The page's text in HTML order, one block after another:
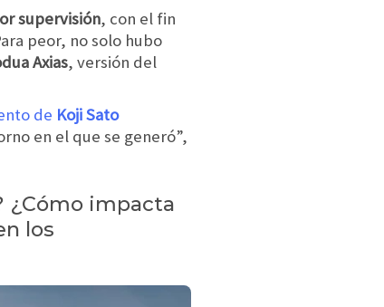
supervisión, con el fin
peor, no solo hubo
Axias, versión del
de Koji Sato
en el que se generó”,
¿Cómo impacta
los